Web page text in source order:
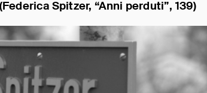
Spitzer, “Anni perduti”, 139)